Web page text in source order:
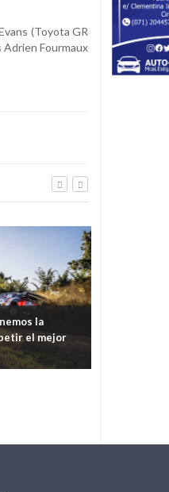
(Toyota GR
Fourmaux
la
el mejor